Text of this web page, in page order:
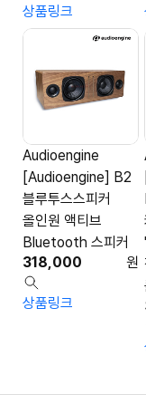
상품링크
Audioengine
[Audioengine] B2
블루투스스피커
올인원 액티브
Bluetooth 스피커
318,000
원
상품링크